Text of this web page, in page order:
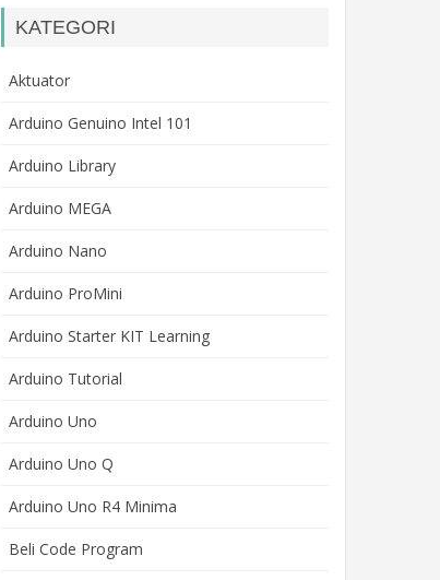
KATEGORI
Aktuator
Arduino Genuino Intel 101
Arduino Library
Arduino MEGA
Arduino Nano
Arduino ProMini
Arduino Starter KIT Learning
Arduino Tutorial
Arduino Uno
Arduino Uno Q
Arduino Uno R4 Minima
Beli Code Program